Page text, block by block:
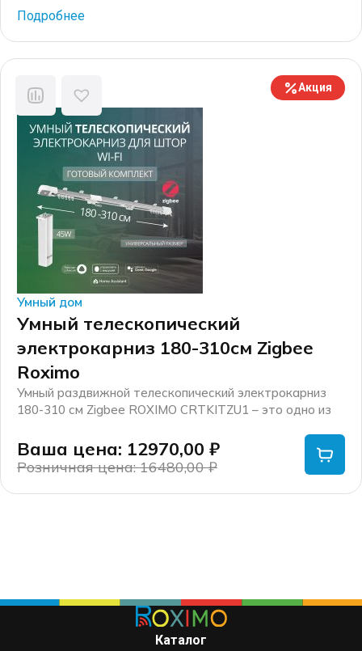
лет. Основные механические комплектующие для
электрокарнизов производятся на российских
производственных мощностях, а финальная сборка
каждого электрокарниза осуществляется на
собственном производстве в г. Москве. Черный
электрокарниз с окрасом […]
Подробнее
Акция
Умный дом
Умный телескопический
электрокарниз 180-310см Zigbee
Roximo
Умный раздвижной телескопический электрокарниз
180-310 см Zigbee ROXIMO CRTKITZU1 – это одно из
Розничная цена: 16480,00₽
Ваша цена: 12970,00 ₽
Каталог